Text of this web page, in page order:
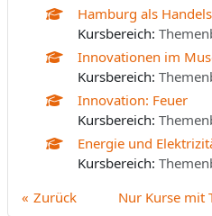
Hamburg als
Kursbereich:
Innovationen im
Kursbereich:
Innovation: Feuer
Kursbereich:
Energie und
Kursbereich:
Zurück
Nur Kurse mit